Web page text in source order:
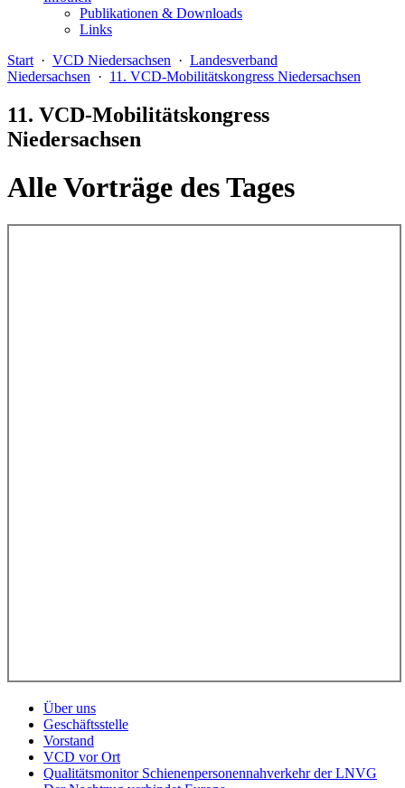
Publikationen & Downloads
Links
Start · VCD Niedersachsen · Landesverband
Niedersachsen · 11. VCD-Mobilitätskongress Niedersachsen
11. VCD-Mobilitätskongress
Niedersachsen
Alle Vorträge des Tages
Über uns
Geschäftsstelle
Vorstand
VCD vor Ort
Qualitätsmonitor Schienenpersonennahverkehr der LNVG